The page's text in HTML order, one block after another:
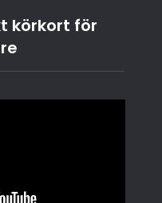
körkort för